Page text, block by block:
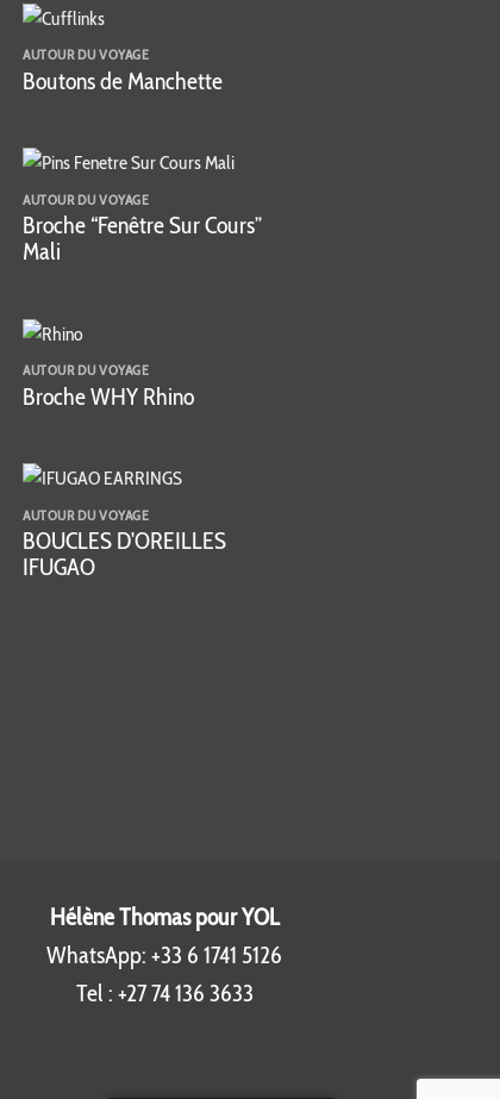
AUTOUR DU VOYAGE
Boutons de Manchette
AUTOUR DU VOYAGE
Broche “Fenêtre Sur Cours”
Mali
AUTOUR DU VOYAGE
Broche WHY Rhino
AUTOUR DU VOYAGE
BOUCLES D'OREILLES
IFUGAO
Hélène Thomas pour YOL
WhatsApp: +33 6 1741 5126
Tel : +27 74 136 3633